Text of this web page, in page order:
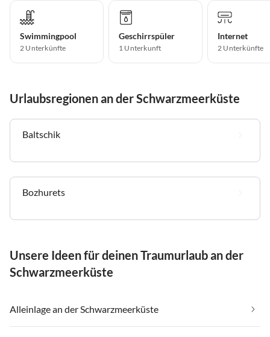
Swimmingpool
2 Unterkünfte
Geschirrspüler
1 Unterkunft
Internet
2 Unterkünfte
Urlaubsregionen an der Schwarzmeerküste
Baltschik
Bozhurets
Unsere Ideen für deinen Traumurlaub an der
Schwarzmeerküste
Alleinlage an der Schwarzmeerküste